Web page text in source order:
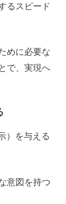
るスピード
めに必要な
で、実現へ
）を与える
意図を持つ